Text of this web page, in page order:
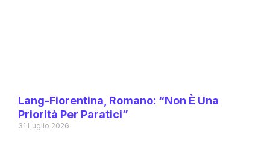
Lang-Fiorentina, Romano: “Non È Una
Priorità Per Paratici”
31 Luglio 2026